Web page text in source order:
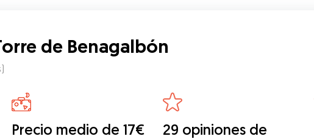
de Benagalbón
)
Precio medio de 17€
29 opiniones de